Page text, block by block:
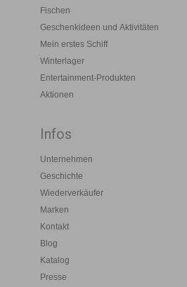
Fischen
Geschenkideen und Aktivitäten
Mein erstes Schiff
Winterlager
Entertainment-Produkten
Aktionen
Infos
Unternehmen
Geschichte
Wiederverkäufer
Marken
Kontakt
Blog
Katalog
Presse